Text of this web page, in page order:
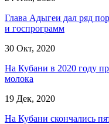
Глава Адыгеи дал ряд
и госпрограмм
30 Окт, 2020
На Кубани в 2020 году
молока
19 Дек, 2020
На Кубани скончались